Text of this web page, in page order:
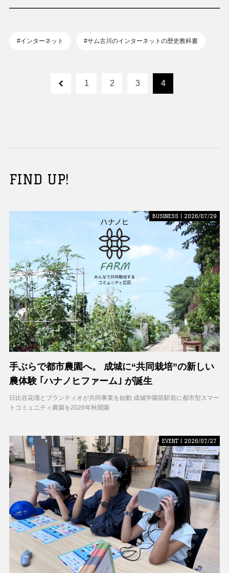
#インターネット #サム古川のインターネットの歴史教科書
1 2 3 4
FIND UP!
BUSINESS | 2026/07/29
手ぶらで都市農園へ。 成城に“共同栽培”の新しい
農体験 ｢ハナノヒファーム｣ が誕生
日比谷花壇とプランティオが共同事業を始動 成城学園前駅前に都市型スマー
トコミュニティ農園を2026年秋開園
EVENT | 2026/07/27